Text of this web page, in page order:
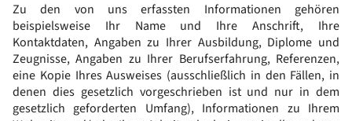
Zu den von uns erfassten Informationen gehören
beispielsweise Ihr Name und Ihre Anschrift, Ihre
Kontaktdaten, Angaben zu Ihrer Ausbildung, Diplome und
Zeugnisse, Angaben zu Ihrer Berufserfahrung, Referenzen,
eine Kopie Ihres Ausweises (ausschließlich in den Fällen, in
denen dies gesetzlich vorgeschrieben ist und nur in dem
gesetzlich geforderten Umfang), Informationen zu Ihrem